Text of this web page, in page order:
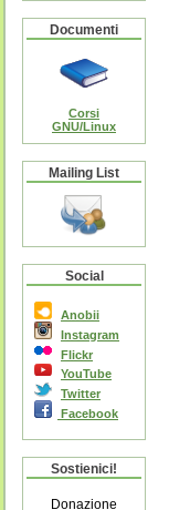
Documenti
Corsi
GNU/Linux
Mailing List
Social
Anobii
Instagram
Flickr
YouTube
Twitter
Facebook
Sostienici!
Donazione